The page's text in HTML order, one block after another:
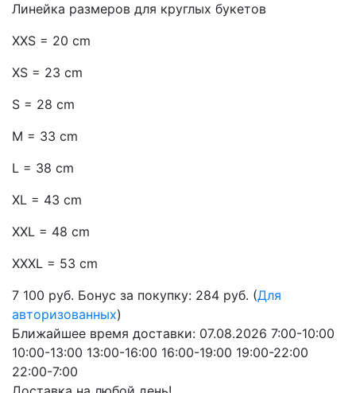
Линейка размеров для круглых букетов
XXS = 20 cm
XS = 23 cm
S = 28 cm
M = 33 cm
L = 38 cm
XL = 43 cm
XXL = 48 cm
XXXL = 53 cm
7 100 руб. Бонус за покупку: 284 руб. (Для
авторизованных)
Ближайшее время доставки: 07.08.2026 7:00-10:00
10:00-13:00 13:00-16:00 16:00-19:00 19:00-22:00
22:00-7:00